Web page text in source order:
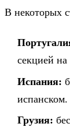
В некоторых
секцией на
Испания:
испанском.
Грузия: